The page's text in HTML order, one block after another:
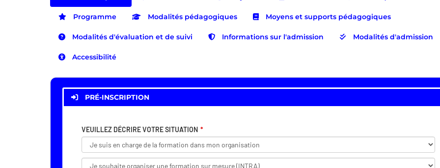
Programme Modalités pédagogiques Moyens et supports pédagogiques
Modalités d'évaluation et de suivi Informations sur l'admission Modalités d'admission
Accessibilité
PRÉ-INSCRIPTION
VEUILLEZ DÉCRIRE VOTRE SITUATION